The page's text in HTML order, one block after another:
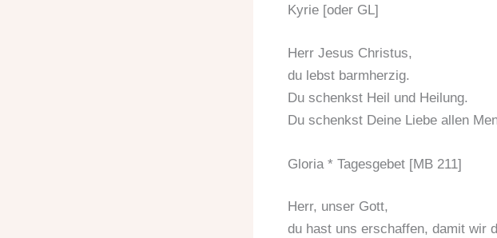
Kyrie [oder GL]
Herr Jesus Christus,
du lebst barmherzig.
Du schenkst Heil und Heilung.
Du schenkst Deine Liebe allen
Gloria * Tagesgebet [MB 211]
Herr, unser Gott,
du hast uns erschaffen, damit wir